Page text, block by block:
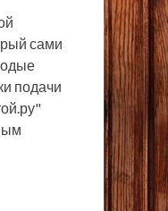
сами
подачи